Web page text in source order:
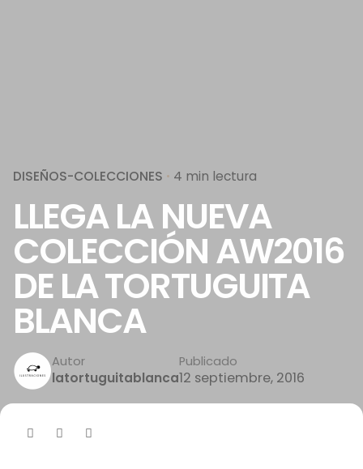
DISEÑOS-COLECCIONES 4 min lectura
LLEGA LA NUEVA
COLECCIÓN AW2016
DE LA TORTUGUITA
BLANCA
Autor
latortuguitablanca
Publicado
12 septiembre, 2016